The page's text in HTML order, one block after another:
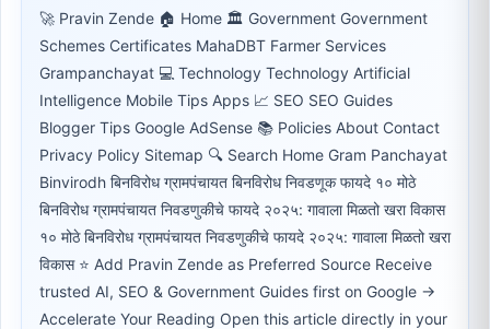
🚀 Pravin Zende 🏠 Home 🏛 Government Government
Schemes Certificates MahaDBT Farmer Services
Grampanchayat 💻 Technology Technology Artificial
Intelligence Mobile Tips Apps 📈 SEO SEO Guides
Blogger Tips Google AdSense 📚 Policies About Contact
Privacy Policy Sitemap 🔍 Search Home Gram Panchayat
Binvirodh बिनविरोध ग्रामपंचायत बिनविरोध निवडणूक फायदे १० मोठे
बिनविरोध ग्रामपंचायत निवडणुकीचे फायदे २०२५: गावाला मिळतो खरा विकास
१० मोठे बिनविरोध ग्रामपंचायत निवडणुकीचे फायदे २०२५: गावाला मिळतो खरा
विकास ⭐ Add Pravin Zende as Preferred Source Receive
trusted AI, SEO & Government Guides first on Google →
Accelerate Your Reading Open this article directly in your